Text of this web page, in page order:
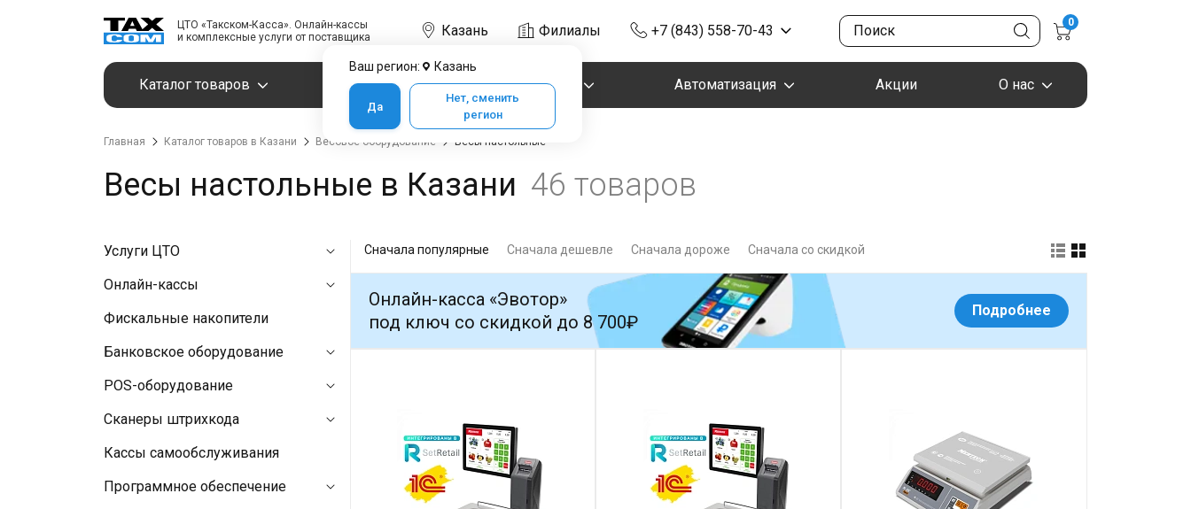
ЦТО «Такском-Касса». Онлайн-кассы
и комплексные услуги от поставщика
Казань
Ваш регион: Казань
Да
Нет, сменить
регион
Филиалы +7 (843) 558-70-43
0
Каталог товаров Услуги Маркировка Автоматизация Акции О нас
Главная Каталог товаров в Казани Весовое оборудование Весы настольные
Весы настольные в Казани 46 товаров
Услуги ЦТО
Онлайн-кассы
Фискальные накопители
Банковское оборудование
POS-оборудование
Сканеры штрихкода
Кассы самообслуживания
Программное обеспечение
Сначала популярные Сначала дешевле Сначала дороже Сначала со скидкой
Онлайн-касса «Эвотор»
под ключ со скидкой до 8 700₽
Подробнее